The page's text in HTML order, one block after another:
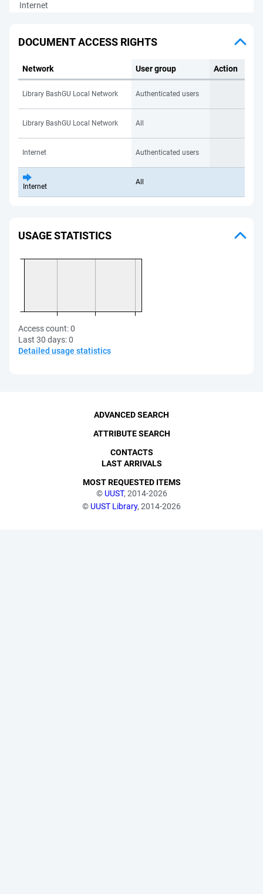
Internet
DOCUMENT ACCESS RIGHTS
Network User group Action
Library BashGU Local Network Authenticated users
Library BashGU Local Network All
Internet Authenticated users
Internet
All
USAGE STATISTICS
Access count:0
Last 30 days:0
Detailed usage statistics
© UUST, 2014-2026
© UUST Library, 2014-2026
ADVANCED SEARCH
ATTRIBUTE SEARCH
CONTACTS
LAST ARRIVALS
MOST REQUESTED ITEMS